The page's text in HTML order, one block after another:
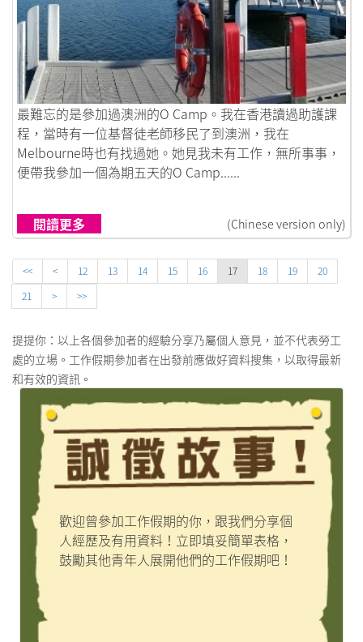
鏈接到跳出井底，大開眼界
最難忘的是參加過澳洲的O Camp。我在香港讀過助護課
程，當時有一位基督徒老師移民了到澳洲，我在
Melbourne時也有找過她。她見我未有工作，無所事事，
便帶我參加一個為期五天的O Camp......
閱讀更多 (Chinese version only)
<< < 12 13 14 15 16 17 18 19
20
21
> >>
提提你：以上各個參加者的經驗分享乃屬個人意見，並不代表勞工
處的立場。工作假期參加者在出發前應做好資料搜集，以取得最新
和有效的資訊。
歡迎曾參加工作假期的你，跟我們分享個
人經歷及有用資料！立即填妥簡單表格，
鼓勵其他青年人展開他們的工作假期吧！